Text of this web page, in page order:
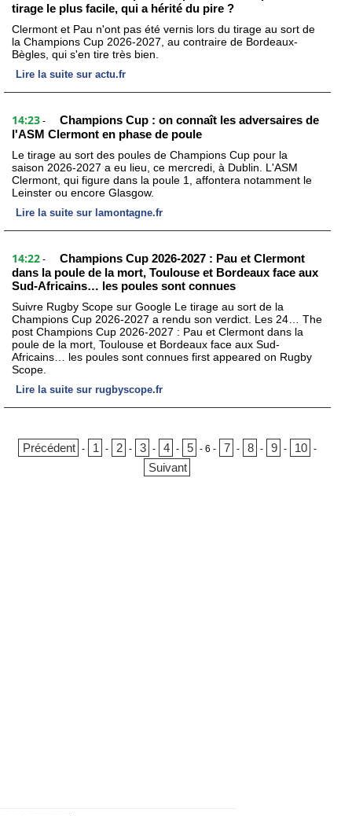
tirage le plus facile, qui a hérité du pire ?
Clermont et Pau n'ont pas été vernis lors du tirage au sort de
la Champions Cup 2026-2027, au contraire de Bordeaux-
Bègles, qui s'en tire très bien.
Lire la suite sur actu.fr
14:23 -
Champions Cup : on connaît les adversaires de
l'ASM Clermont en phase de poule
Le tirage au sort des poules de Champions Cup pour la
saison 2026-2027 a eu lieu, ce mercredi, à Dublin. L'ASM
Clermont, qui figure dans la poule 1, affontera notamment le
Leinster ou encore Glasgow.
Lire la suite sur lamontagne.fr
14:22 -
Champions Cup 2026-2027 : Pau et Clermont
dans la poule de la mort, Toulouse et Bordeaux face aux
Sud-Africains… les poules sont connues
Suivre Rugby Scope sur Google Le tirage au sort de la
Champions Cup 2026-2027 a rendu son verdict. Les 24… The
post Champions Cup 2026-2027 : Pau et Clermont dans la
poule de la mort, Toulouse et Bordeaux face aux Sud-
Africains… les poules sont connues first appeared on Rugby
Scope.
Lire la suite sur rugbyscope.fr
Précédent - 1 - 2 - 3 - 4 - 5 -6 - 7 - 8 - 9 - 10 -
Suivant